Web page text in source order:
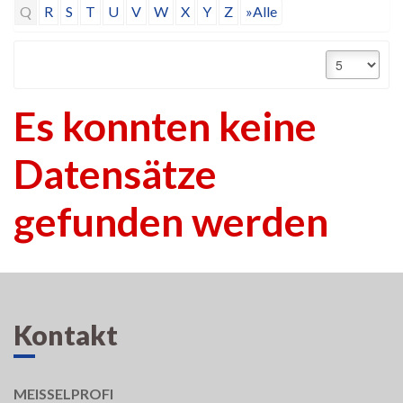
Q
R S T U V W X Y Z »Alle
Es konnten keine
Datensätze
gefunden werden
Kontakt
MEISSELPROFI